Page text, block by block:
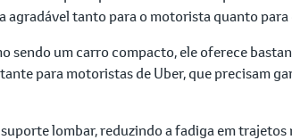
tanto para o motorista quanto para
sendo um carro compacto, ele oferece
para motoristas de Uber, que precisam
lombar, reduzindo a fadiga em